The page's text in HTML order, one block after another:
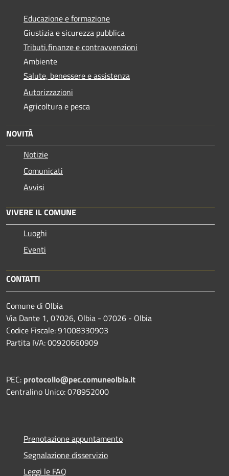
Educazione e formazione
Giustizia e sicurezza pubblica
Tributi,finanze e contravvenzioni
Ambiente
Salute, benessere e assistenza
Autorizzazioni
Agricoltura e pesca
NOVITÀ
Notizie
Comunicati
Avvisi
VIVERE IL COMUNE
Luoghi
Eventi
CONTATTI
Comune di Olbia
Via Dante 1, 07026, Olbia - 07026 - Olbia
Codice Fiscale: 91008330903
Partita IVA: 00920660909
PEC: protocollo@pec.comuneolbia.it
Centralino Unico: 078952000
Prenotazione appuntamento
Segnalazione disservizio
Leggi le FAQ